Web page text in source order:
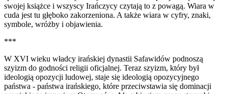
swojej książce i wszyscy Irańczycy czytają to z powagą. Wiara w
cuda jest tu głęboko zakorzeniona. A także wiara w cyfry, znaki,
symbole, wróżby i objawienia.
***
W XVI wieku władcy irańskiej dynastii Safawidów podnoszą
szyizm do godności religii oficjalnej. Teraz szyizm, który był
ideologią opozycji ludowej, staje się ideologią opozycyjnego
państwa - państwa irańskiego, które przeciwstawia się dominacji